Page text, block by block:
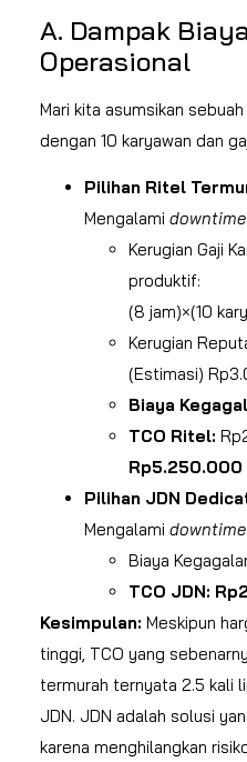
A. Dampak
Operasional
Mari kita asumsikan
dengan 10 karyawan dan
Pilihan Ritel
Mengalami downtime
Kerugian Gaji
produktif:
(8 jam)×(10
Kerugian
(Estimasi)
Biaya
TCO Ritel:
Rp5.250.000
Pilihan JDN
Mengalami downtime
Biaya
TCO JDN:
Kesimpulan: Meskipun
tinggi, TCO yang
termurah ternyata 2.5 kali
JDN. JDN adalah solusi
karena menghilangkan